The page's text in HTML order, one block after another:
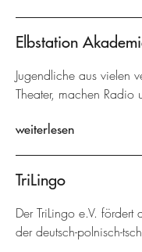
Elbstation
Jugendliche aus vielen
Theater, machen Radio
weiterlesen
TriLingo
Der TriLingo e.V.
der deutsch-polnisch-